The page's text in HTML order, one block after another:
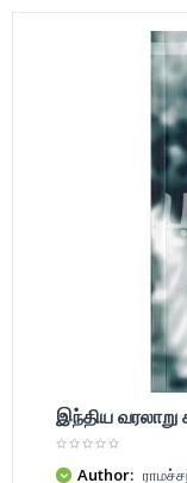
இந்திய வரலாறு
Author: